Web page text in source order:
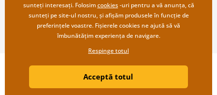
Copyright ©2019 © Dovido.ro.
Litvanyi.sk| Magazinul online a fost creat de
sunteți interesați. Folosimcookies-uri pentru a vă anunța, că
sunteți pe site-ul nostru, și afișăm produsele în funcție de
preferințele voastre. Fișierele cookies ne ajută să vă
îmbunătățim experiența de navigare.
Respinge totul
Acceptă totul